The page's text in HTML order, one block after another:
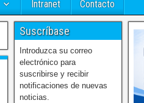
Intranet Contacto
Suscríbase
Introduzca su correo
electrónico para
suscribirse y recibir
notificaciones de nuevas
noticias.